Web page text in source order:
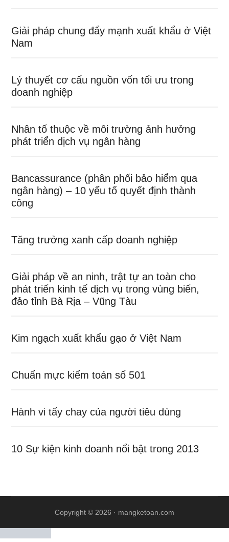
Giải pháp chung đẩy mạnh xuất khẩu ở Việt
Nam
Lý thuyết cơ cấu nguồn vốn tối ưu trong
doanh nghiệp
Nhân tố thuộc về môi trường ảnh hưởng
phát triển dịch vụ ngân hàng
Bancassurance (phân phối bảo hiểm qua
ngân hàng) – 10 yếu tố quyết định thành
công
Tăng trưởng xanh cấp doanh nghiệp
Giải pháp về an ninh, trật tự an toàn cho
phát triển kinh tế dịch vụ trong vùng biển,
đảo tỉnh Bà Rịa – Vũng Tàu
Kim ngạch xuất khẩu gạo ở Việt Nam
Chuẩn mực kiểm toán số 501
Hành vi tẩy chay của người tiêu dùng
10 Sự kiện kinh doanh nổi bật trong 2013
Copyright © 2026 · mangketoan.com